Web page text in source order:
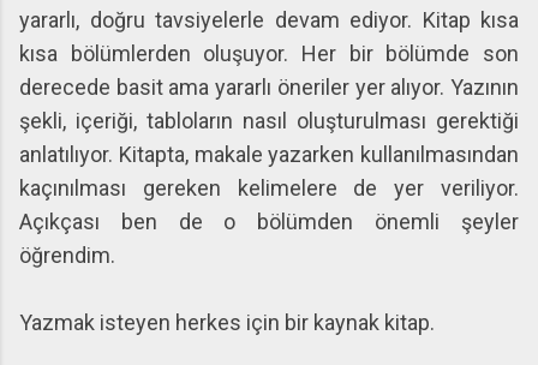
yararlı, doğru tavsiyelerle devam ediyor. Kitap kısa
kısa bölümlerden oluşuyor. Her bir bölümde son
derecede basit ama yararlı öneriler yer alıyor. Yazının
şekli, içeriği, tabloların nasıl oluşturulması gerektiği
anlatılıyor. Kitapta, makale yazarken kullanılmasından
kaçınılması gereken kelimelere de yer veriliyor.
Açıkçası ben de o bölümden önemli şeyler
öğrendim.
Yazmak isteyen herkes için bir kaynak kitap.